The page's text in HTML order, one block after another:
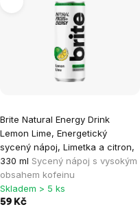
produktů
Brite Natural Energy Drink
Lemon Lime, Energetický
sycený nápoj, Limetka a citron,
330 ml Sycený nápoj s vysokým
obsahem kofeinu
Skladem > 5 ks
59 Kč